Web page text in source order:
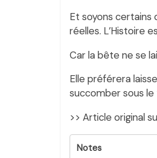
Et soyons certains
réelles. L’Histoire
Car la bête ne se
Elle préférera
succomber sous
>> Article original